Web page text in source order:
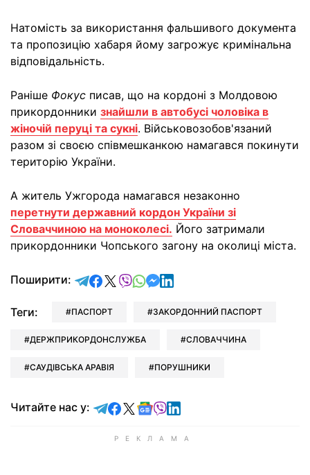
Натомість за використання фальшивого документа
та пропозицію хабаря йому загрожує кримінальна
відповідальність.
Раніше Фокус писав, що на кордоні з Молдовою
прикордонники знайшли в автобусі чоловіка в
жіночій перуці та сукні. Військовозобов'язаний
разом зі своєю співмешканкою намагався покинути
територію України.
А житель Ужгорода намагався незаконно
перетнути державний кордон України зі
Словаччиною на моноколесі. Його затримали
прикордонники Чопського загону на околиці міста.
Поширити: відправити у Telegram
поділитись у Facebook
поділитись у X
відправити у Viber
відправити у Whatsapp
відправити у Messenger
відправити у LinkedIn
Теги: ПАСПОРТ ЗАКОРДОННИЙ ПАСПОРТ
ДЕРЖПРИКОРДОНСЛУЖБА СЛОВАЧЧИНА
САУДІВСЬКА АРАВІЯ ПОРУШНИКИ
Читайте нас у: Читайте у Telegram
Читайте у Facebook
Читайте у X
Читайте у Google news
Читайте у Viber
Читайте у LinkedIn